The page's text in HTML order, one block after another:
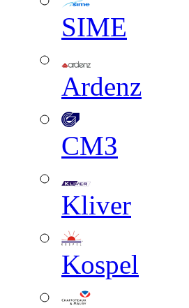
SIME
Ardenz
СМЗ
Kliver
Kospel